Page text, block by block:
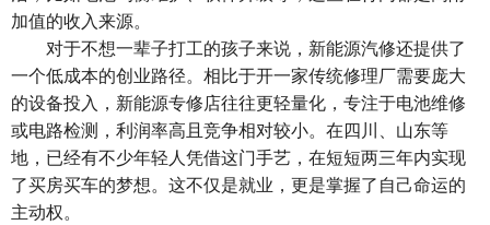
加值的收入来源。
对于不想一辈子打工的孩子来说， 新能源汽修还提供了
一个低成本的创业路径。相比于开一家传统修理厂需要庞大
的设备投入，新能源专修店往往更轻量化，专注于电池维修
或电路检测，利润率高且竞争相对较小。在四川、山东等
地，已经有不少年轻人凭借这门手艺，在短短两三年内实现
了买房买车的梦想。这不仅是就业，更是掌握了自己命运的
主动权。